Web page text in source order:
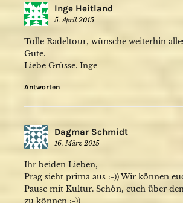
Inge Heitland
5. April 2015
Tolle Radeltour, wünsche weiterhin
Gute.
Liebe Grüsse. Inge
Antworten
Dagmar Schmidt
16. März 2015
Ihr beiden Lieben,
Prag sieht prima aus :-)) Wir können
Pause mit Kultur. Schön, euch über
zu können :-))